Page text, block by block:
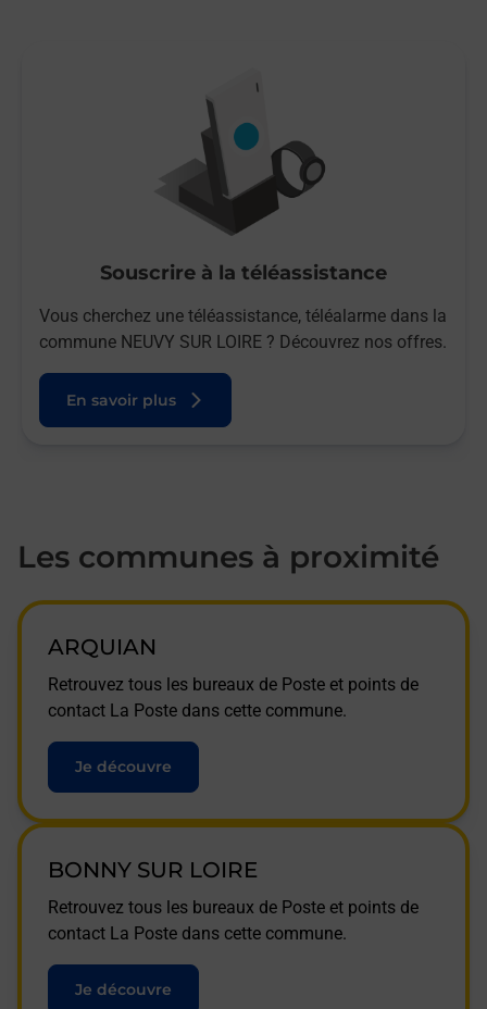
Souscrire à la téléassistance
Vous cherchez une téléassistance, téléalarme dans la
commune NEUVY SUR LOIRE ? Découvrez nos offres.
En savoir plus
Les communes à proximité
ARQUIAN
Retrouvez tous les bureaux de Poste et points de
contact La Poste dans cette commune.
Je découvre
BONNY SUR LOIRE
Retrouvez tous les bureaux de Poste et points de
contact La Poste dans cette commune.
Je découvre